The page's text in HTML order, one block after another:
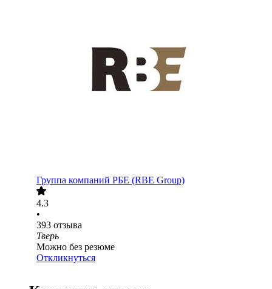
Группа компаний РБЕ (RBE Group)
4.3
•
393 отзыва
Тверь
Можно без резюме
Откликнуться